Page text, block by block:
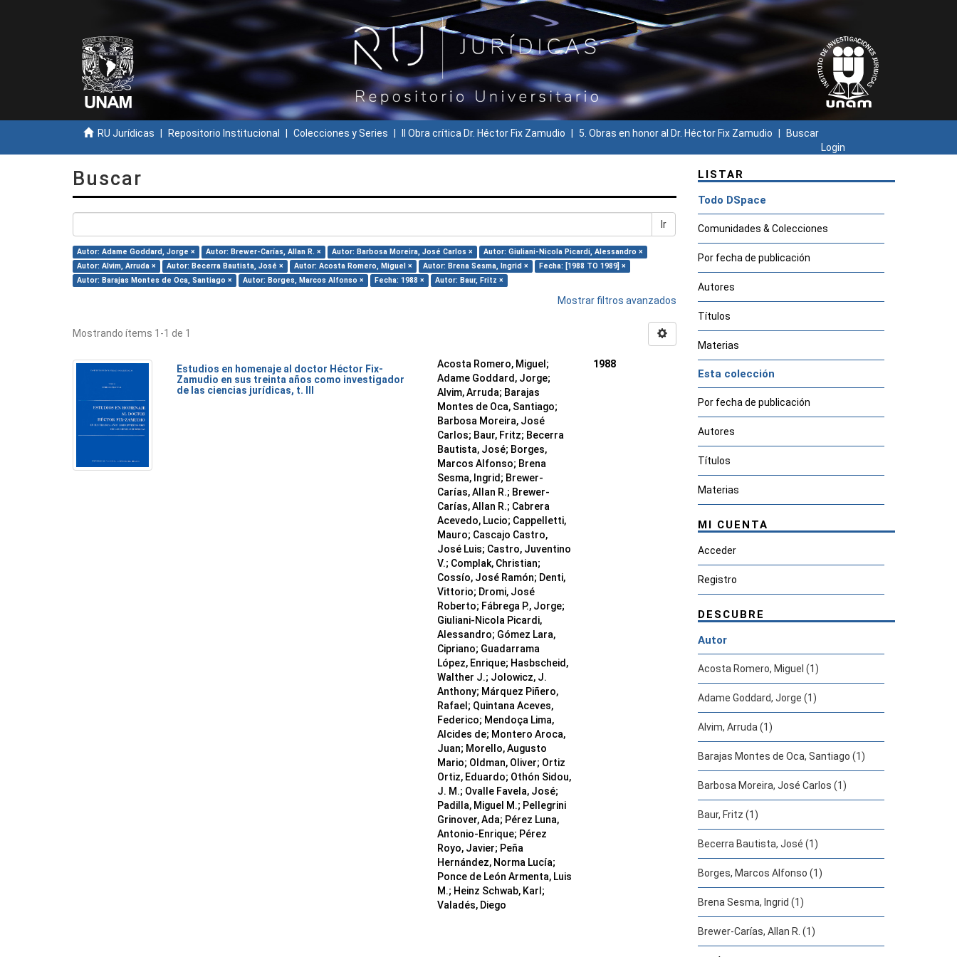
RU Jurídicas Repositorio Institucional Colecciones y Series II Obra crítica Dr. Héctor Fix Zamudio 5. Obras en honor al Dr. Héctor Fix Zamudio
Buscar
Login
Buscar
Ir
Autor: Adame Goddard, Jorge × Autor: Brewer-Carías, Allan R. × Autor: Barbosa Moreira, José Carlos ×
Autor: Giuliani-Nicola Picardi, Alessandro ×
Autor: Alvim, Arruda ×
Autor: Becerra Bautista, José × Autor: Acosta Romero, Miguel × Autor: Brena Sesma, Ingrid ×
Fecha: [1988 TO 1989] ×
Autor: Barajas Montes de Oca, Santiago ×
Autor: Borges, Marcos Alfonso × Fecha: 1988 × Autor: Baur, Fritz ×
Mostrar filtros avanzados
Mostrando ítems 1-1 de 1
Estudios en homenaje al doctor Héctor Fix-
Zamudio en sus treinta años como investigador
de las ciencias jurídicas, t. III
Acosta Romero, Miguel;
Adame Goddard, Jorge;
Alvim, Arruda; Barajas
Montes de Oca, Santiago;
Barbosa Moreira, José
Carlos; Baur, Fritz; Becerra
Bautista, José; Borges,
Marcos Alfonso; Brena
Sesma, Ingrid; Brewer-
Carías, Allan R.; Brewer-
Carías, Allan R.; Cabrera
Acevedo, Lucio; Cappelletti,
Mauro; Cascajo Castro,
José Luis; Castro, Juventino
V.; Complak, Christian;
Cossío, José Ramón; Denti,
Vittorio; Dromi, José
Roberto; Fábrega P., Jorge;
Giuliani-Nicola Picardi,
Alessandro; Gómez Lara,
Cipriano; Guadarrama
López, Enrique; Hasbscheid,
Walther J.; Jolowicz, J.
Anthony; Márquez Piñero,
Rafael; Quintana Aceves,
Federico; Mendoça Lima,
Alcides de; Montero Aroca,
Juan; Morello, Augusto
Mario; Oldman, Oliver; Ortiz
Ortiz, Eduardo; Othón Sidou,
J. M.; Ovalle Favela, José;
Padilla, Miguel M.; Pellegrini
Grinover, Ada; Pérez Luna,
Antonio-Enrique; Pérez
Royo, Javier; Peña
Hernández, Norma Lucía;
Ponce de León Armenta, Luis
M.; Heinz Schwab, Karl;
Valadés, Diego
1988
LISTAR
Todo DSpace
Comunidades & Colecciones
Por fecha de publicación
Autores
Títulos
Materias
Esta colección
Por fecha de publicación
Autores
Títulos
Materias
MI CUENTA
Acceder
Registro
DESCUBRE
Autor
Acosta Romero, Miguel (1)
Adame Goddard, Jorge (1)
Alvim, Arruda (1)
Barajas Montes de Oca, Santiago (1)
Barbosa Moreira, José Carlos (1)
Baur, Fritz (1)
Becerra Bautista, José (1)
Borges, Marcos Alfonso (1)
Brena Sesma, Ingrid (1)
Brewer-Carías, Allan R. (1)